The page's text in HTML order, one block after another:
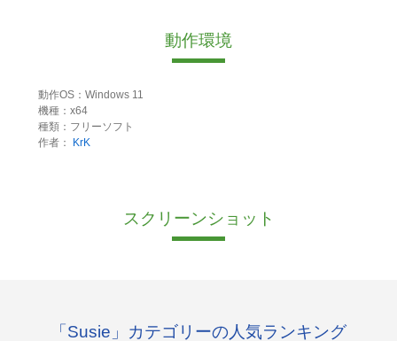
動作環境
動作OS：Windows 11
機種：x64
種類：フリーソフト
作者：
KrK
スクリーンショット
「Susie」カテゴリーの人気ランキング